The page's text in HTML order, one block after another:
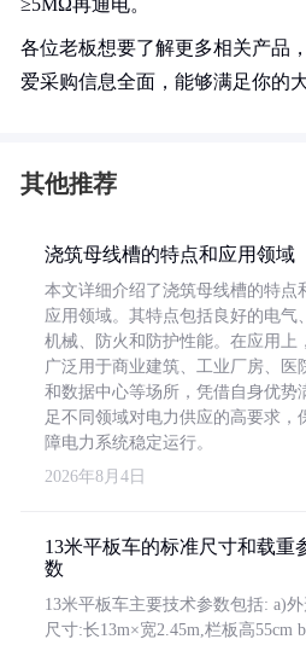
≥5MΩ再通电。
各位老板想要了解更多相关产品
爱采购信息全面，能够满足你的
其他推荐
浇筑母线槽的特点和应用领域
本文详细介绍了浇筑母线槽的特点
应用领域。其特点包括良好的电气、
机械、防火和防护性能。在应用上，
广泛用于商业建筑、工业厂房、医
和数据中心等场所，凭借自身优势
足不同领域对电力供应的高要求，
障电力系统稳定运行。
2026年8月4日
13米平板车的标准尺寸和载重
数
13米平板车主要技术参数包括: a)
尺寸:长13m×宽2.45m,栏板高55cm